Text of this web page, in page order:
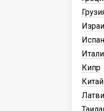
Кипр
Китай